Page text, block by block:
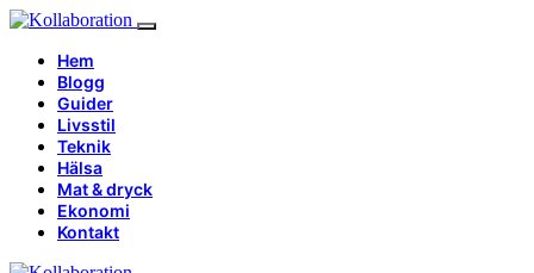
Hem
Blogg
Guider
Livsstil
Teknik
Hälsa
Mat & dryck
Ekonomi
Kontakt